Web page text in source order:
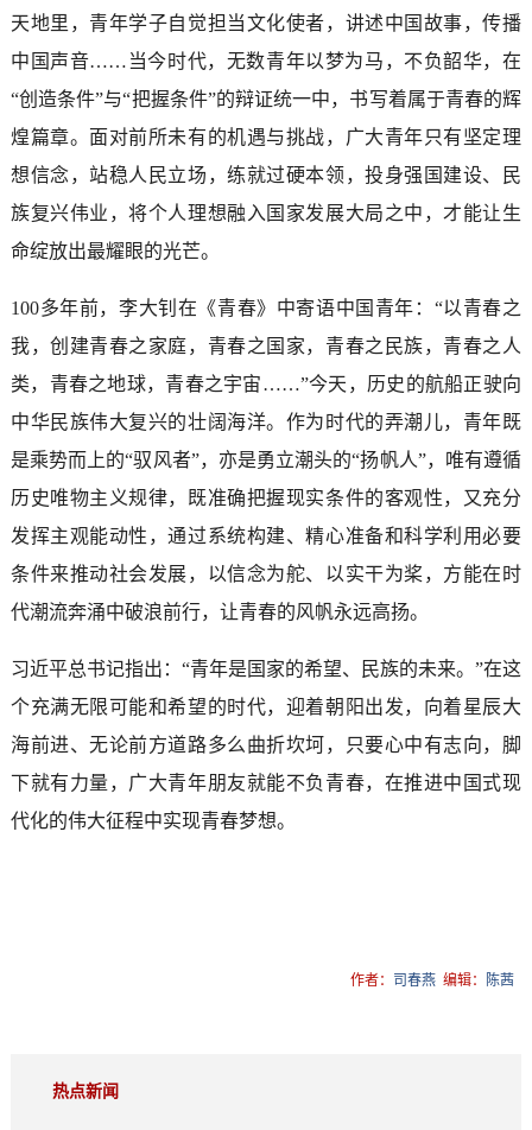
天地里，青年学子自觉担当文化使者，讲述中国故事，传播
中国声音……当今时代，无数青年以梦为马，不负韶华，在
“创造条件”与“把握条件”的辩证统一中，书写着属于青春的辉
煌篇章。面对前所未有的机遇与挑战，广大青年只有坚定理
想信念，站稳人民立场，练就过硬本领，投身强国建设、民
族复兴伟业，将个人理想融入国家发展大局之中，才能让生
命绽放出最耀眼的光芒。
100多年前，李大钊在《青春》中寄语中国青年：“以青春之
我，创建青春之家庭，青春之国家，青春之民族，青春之人
类，青春之地球，青春之宇宙……”今天，历史的航船正驶向
中华民族伟大复兴的壮阔海洋。作为时代的弄潮儿，青年既
是乘势而上的“驭风者”，亦是勇立潮头的“扬帆人”，唯有遵循
历史唯物主义规律，既准确把握现实条件的客观性，又充分
发挥主观能动性，通过系统构建、精心准备和科学利用必要
条件来推动社会发展，以信念为舵、以实干为桨，方能在时
代潮流奔涌中破浪前行，让青春的风帆永远高扬。
习近平总书记指出：“青年是国家的希望、民族的未来。”在这
个充满无限可能和希望的时代，迎着朝阳出发，向着星辰大
海前进、无论前方道路多么曲折坎坷，只要心中有志向，脚
下就有力量，广大青年朋友就能不负青春，在推进中国式现
代化的伟大征程中实现青春梦想。
作者： 司春燕编辑： 陈茜
热点新闻